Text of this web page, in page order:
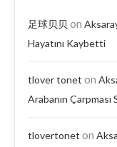
足球贝贝 on
Hayatını Kaybetti
tlover tonet on
Arabanın Çarpması
tlovertonet on